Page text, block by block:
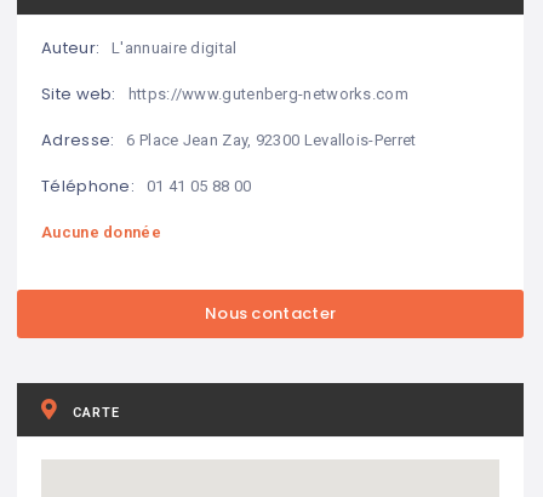
Auteur: L'annuaire digital
Site web: https://www.gutenberg-networks.com
Adresse: 6 Place Jean Zay, 92300 Levallois-Perret
Téléphone: 01 41 05 88 00
Aucune donnée
CARTE